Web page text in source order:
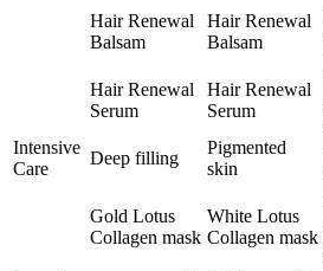
Hair Renewal
Balsam
Hair Renewal
Balsam
Hair Renewal
Serum
Hair Renewal
Serum
Intensive
Care
Deep filling
Pigmented
skin
Gold Lotus
Collagen mask
White Lotus
Collagen mask